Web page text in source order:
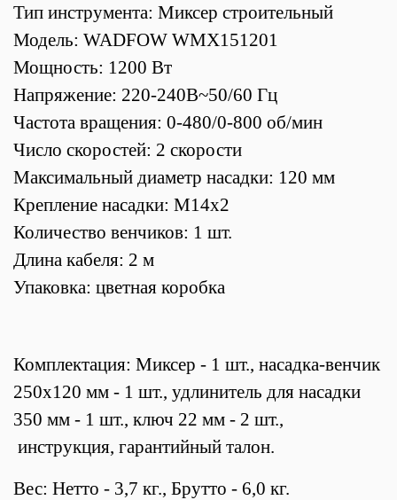
Тип инструмента: Миксер строительный
Модель: WADFOW WMX151201
Мощность: 1200 Вт
Напряжение: 220-240В~50/60 Гц
Частота вращения: 0-480/0-800 об/мин
Число скоростей: 2 скорости
Максимальный диаметр насадки: 120 мм
Крепление насадки: М14х2
Количество венчиков: 1 шт.
Длина кабеля: 2 м
Упаковка: цветная коробка
Комплектация: Миксер - 1 шт., насадка-венчик
250х120 мм - 1 шт., удлинитель для насадки
350 мм - 1 шт., ключ 22 мм - 2 шт.,
инструкция, гарантийный талон.
Вес: Нетто - 3,7 кг., Брутто - 6,0 кг.